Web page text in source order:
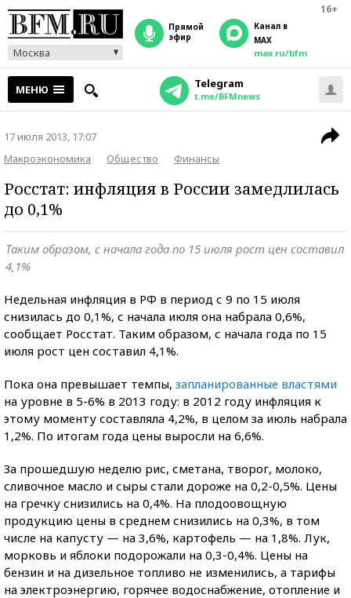
16+
Москва
прямой
эфир
Канал в
MAX
max.ru/bfm
МЕНЮ Telegram
t.me/BFMnews
17 июля 2013, 17:07
Макроэкономика
Общество Финансы
Росстат: инфляция в России замедлилась
до 0,1%
Таким образом, с начала года по 15 июля рост цен составил
4,1%
Недельная инфляция в РФ в период с 9 по 15 июля
снизилась до 0,1%, с начала июля она набрала 0,6%,
сообщает Росстат. Таким образом, с начала года по 15
июля рост цен составил 4,1%.
Пока она превышает темпы, запланированные властями
на уровне в 5-6% в 2013 году: в 2012 году инфляция к
этому моменту составляла 4,2%, в целом за июль набрала
1,2%. По итогам года цены выросли на 6,6%.
За прошедшую неделю рис, сметана, творог, молоко,
сливочное масло и сыры стали дороже на 0,2-0,5%. Цены
на гречку снизились на 0,4%. На плодоовощную
продукцию цены в среднем снизились на 0,3%, в том
числе на капусту — на 3,6%, картофель — на 1,8%. Лук,
морковь и яблоки подорожали на 0,3-0,4%. Цены на
бензин и на дизельное топливо не изменились, а тарифы
на электроэнергию, горячее водоснабжение, отопление и